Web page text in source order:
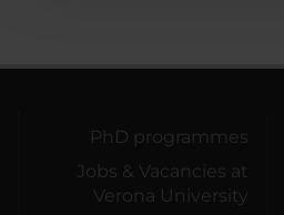
PhD programmes
Jobs & Vacancies at
Verona University